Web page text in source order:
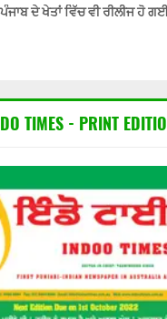
ਪੰਜਾਬ ਦੇ ਖੇਤਾਂ ਵਿੱਚ ਵੀ ਰੀਲੀਜ ਹੋ
TIMES - PRINT